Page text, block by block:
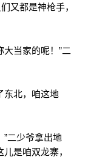
又都是神枪手，
当家的呢！”二
北，咱这地
二少爷拿出地
是咱双龙寨，